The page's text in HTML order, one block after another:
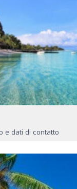
e dati di contatto